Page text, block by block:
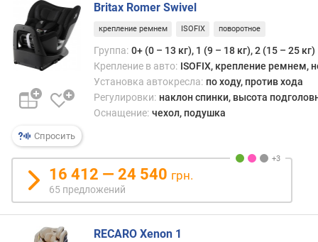
Спросить
Britax Romer Swivel
крепление ремнем ISOFIX поворотное
Группа: 0+ (0 – 13 кг), 1 (9 – 18 кг), 2 (15 – 25 кг)
Крепление в авто: ISOFIX, крепление ремнем,
Установка автокресла: по ходу, против хода
Регулировки: наклон спинки, высота
Оснащение: чехол, подушка
16 412 — 24 540 грн.
65 предложений
RECARO Xenon 1